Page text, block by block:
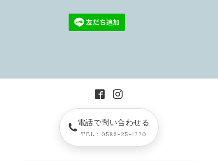
電話で問い合わせる
TEL：0586-25-1220